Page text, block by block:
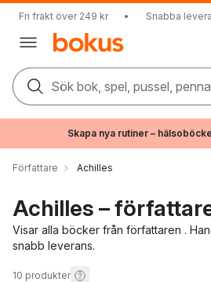
Fri frakt över 249 kr • Snabba
Sök bok, spel, pussel,
Skapa nya rutiner –
Författare Achilles
Achilles –
Visar alla böcker från författaren .
snabb leverans.
10 produkter